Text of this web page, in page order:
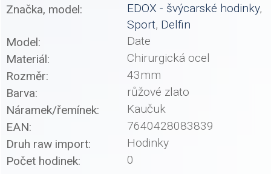
Značka, model:
EDOX - švýcarské hodinky,
Sport, Delfin
Model:
Date
Materiál:
Chirurgická ocel
Rozměr:
43mm
Barva:
růžové zlato
Náramek/řemínek:
Kaučuk
EAN:
7640428083839
Druh raw import:
Hodinky
Počet hodinek:
0